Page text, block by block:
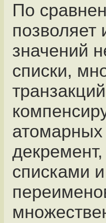
По
позволяет
значений
списки,
списками